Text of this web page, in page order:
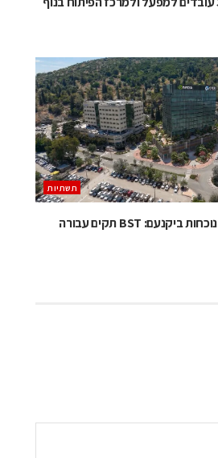
תשתיות
אנבידיה מרחיבה את הנוכחות ביקנעם: BST תקים עבורה